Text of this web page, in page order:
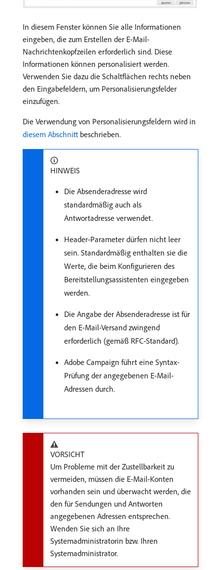
In diesem Fenster können Sie alle Informationen
eingeben, die zum Erstellen der E-Mail-
Nachrichtenkopfzeilen erforderlich sind. Diese
Informationen können personalisiert werden.
Verwenden Sie dazu die Schaltflächen rechts neben
den Eingabefeldern, um Personalisierungsfelder
einzufügen.
Die Verwendung von Personalisierungsfeldern wird in
diesem Abschnitt beschrieben.
HINWEIS
Die Absenderadresse wird
standardmäßig auch als
Antwortadresse verwendet.
Header-Parameter dürfen nicht leer
sein. Standardmäßig enthalten sie die
Werte, die beim Konfigurieren des
Bereitstellungsassistenten eingegeben
werden.
Die Angabe der Absenderadresse ist für
den E-Mail-Versand zwingend
erforderlich (gemäß RFC-Standard).
Adobe Campaign führt eine Syntax-
Prüfung der angegebenen E-Mail-
Adressen durch.
VORSICHT
Um Probleme mit der Zustellbarkeit zu
vermeiden, müssen die E-Mail-Konten
vorhanden sein und überwacht werden, die
den für Sendungen und Antworten
angegebenen Adressen entsprechen.
Wenden Sie sich an Ihre
Systemadministratorin bzw. Ihren
Systemadministrator.